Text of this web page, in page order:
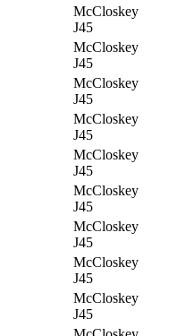
McCloskey
J45
McCloskey
J45
McCloskey
J45
McCloskey
J45
McCloskey
J45
McCloskey
J45
McCloskey
J45
McCloskey
J45
McCloskey
J45